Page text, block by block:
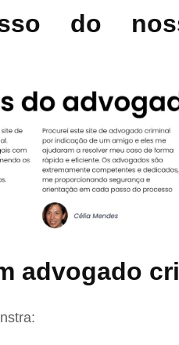
do
advogado